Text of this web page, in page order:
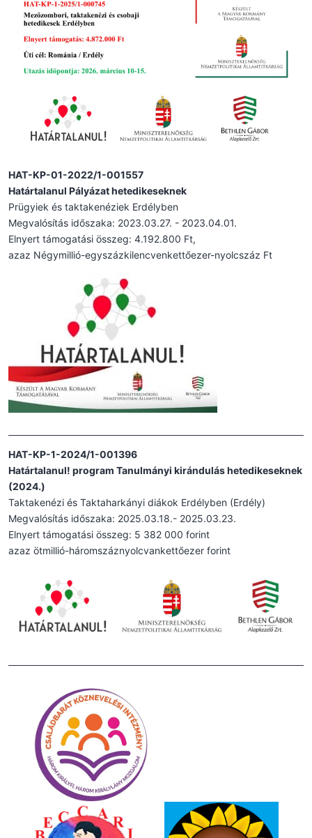
HAT-KP-01-2022/1-001557
Határtalanul Pályázat hetedikeseknek
Prügyiek és taktakenéziek Erdélyben
Megvalósítás időszaka: 2023.03.27. - 2023.04.01.
Elnyert támogatási összeg: 4.192.800 Ft,
azaz Négymillió-egyszázkilencvenkettőezer-nyolcszáz Ft
HAT-KP-1-2024/1-001396
Határtalanul! program Tanulmányi kirándulás hetedikeseknek
(2024.)
Taktakenézi és Taktaharkányi diákok Erdélyben (Erdély)
Megvalósítás időszaka: 2025.03.18.- 2025.03.23.
Elnyert támogatási összeg: 5 382 000 forint
azaz ötmillió-háromszáznyolcvankettőezer forint